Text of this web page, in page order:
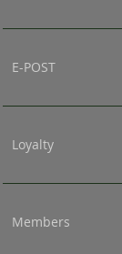
E-POST
Loyalty
Members